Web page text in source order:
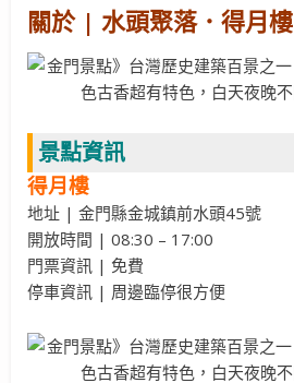
關於 | 水頭聚落．得月樓
景點資訊
得月樓
地址 | 金門縣金城鎮前水頭45號
開放時間 | 08:30 – 17:00
門票資訊 | 免費
停車資訊 | 周邊臨停很方便